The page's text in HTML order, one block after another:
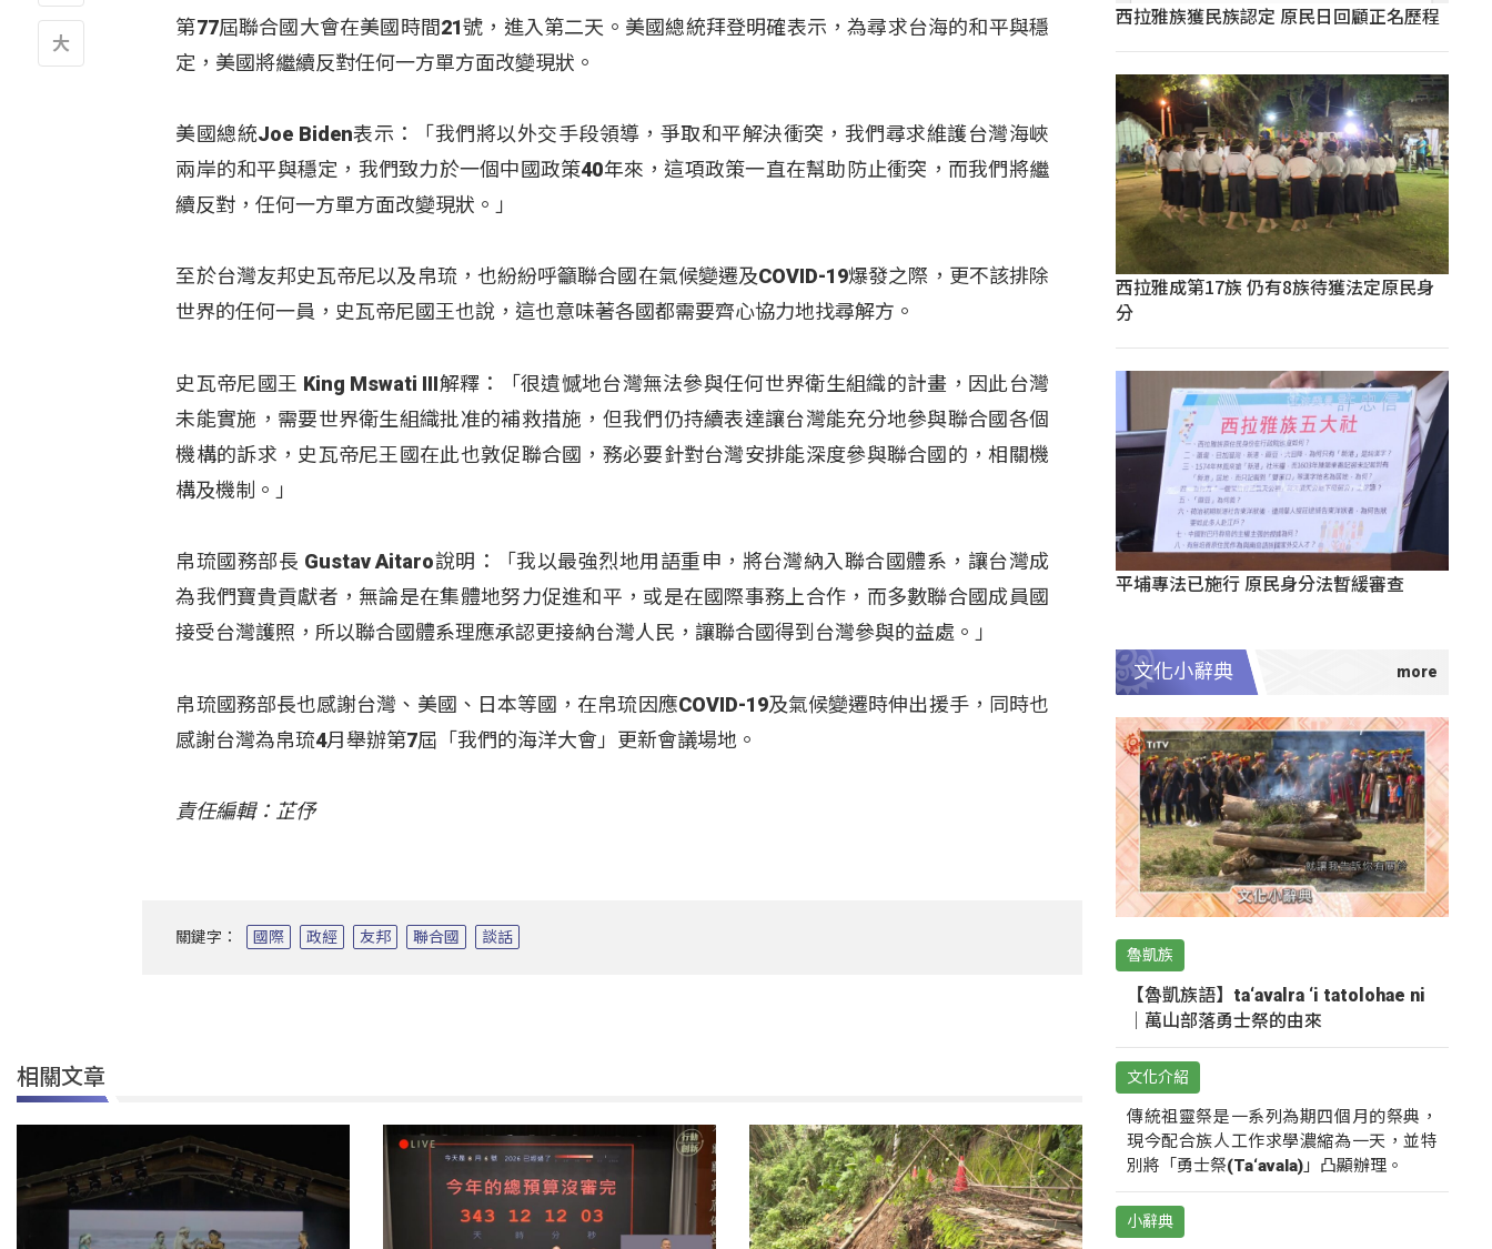
第77屆聯合國大會在美國時間21號，進入第二天。美國總統拜登明確表示，為尋求台海的和平與穩
定，美國將繼續反對任何一方單方面改變現狀。
美國總統Joe Biden表示：「我們將以外交手段領導，爭取和平解決衝突，我們尋求維護台灣海峽
兩岸的和平與穩定，我們致力於一個中國政策40年來，這項政策一直在幫助防止衝突，而我們將繼
續反對，任何一方單方面改變現狀。」
至於台灣友邦史瓦帝尼以及帛琉，也紛紛呼籲聯合國在氣候變遷及COVID-19爆發之際，更不該排除
世界的任何一員，史瓦帝尼國王也說，這也意味著各國都需要齊心協力地找尋解方。
史瓦帝尼國王 King Mswati III解釋：「很遺憾地台灣無法參與任何世界衛生組織的計畫，因此台灣
未能實施，需要世界衛生組織批准的補救措施，但我們仍持續表達讓台灣能充分地參與聯合國各個
機構的訴求，史瓦帝尼王國在此也敦促聯合國，務必要針對台灣安排能深度參與聯合國的，相關機
構及機制。」
帛琉國務部長 Gustav Aitaro說明：「我以最強烈地用語重申，將台灣納入聯合國體系，讓台灣成
為我們寶貴貢獻者，無論是在集體地努力促進和平，或是在國際事務上合作，而多數聯合國成員國
接受台灣護照，所以聯合國體系理應承認更接納台灣人民，讓聯合國得到台灣參與的益處。」
帛琉國務部長也感謝台灣、美國、日本等國，在帛琉因應COVID-19及氣候變遷時伸出援手，同時也
感謝台灣為帛琉4月舉辦第7屆「我們的海洋大會」更新會議場地。
責任編輯：芷伃
關鍵字： 國際 政經 友邦 聯合國 談話
相關文章
西拉雅族獲民族認定 原民日回顧正名歷程
西拉雅成第17族 仍有8族待獲法定原民身
分
平埔專法已施行 原民身分法暫緩審查
文化小辭典
魯凱族
【魯凱族語】ta‘avalra ‘i tatolohae ni
｜萬山部落勇士祭的由來
文化介紹
傳統祖靈祭是一系列為期四個月的祭典，
現今配合族人工作求學濃縮為一天，並特
別將「勇士祭(Ta‘avala)」凸顯辦理。
小辭典